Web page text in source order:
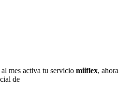
mes activa tu servicio miiflex, ahora
de